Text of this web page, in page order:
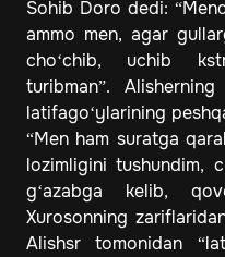
Sohib Doro dedi:
ammo men, agar
cho‘chib, uchib
turibman”.
latifago‘ylarining
“Men ham suratga
lozimligini tushundim,
g‘azabga kelib,
Xurosonning
Alishsr tomonidan